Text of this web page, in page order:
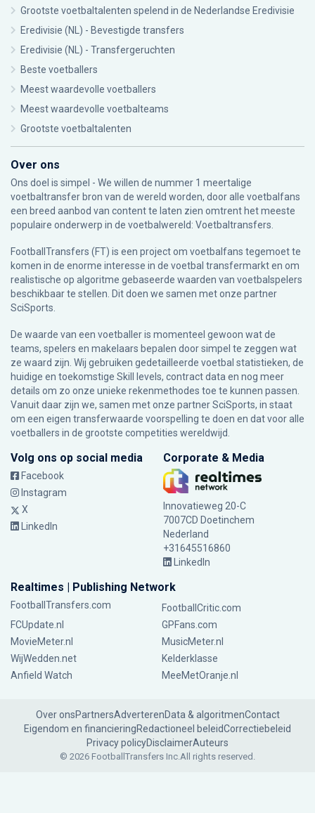
Grootste voetbaltalenten spelend in de Nederlandse Eredivisie
Eredivisie (NL) - Bevestigde transfers
Eredivisie (NL) - Transfergeruchten
Beste voetballers
Meest waardevolle voetballers
Meest waardevolle voetbalteams
Grootste voetbaltalenten
Over ons
Ons doel is simpel - We willen de nummer 1 meertalige
voetbaltransfer bron van de wereld worden, door alle voetbalfans
een breed aanbod van content te laten zien omtrent het meeste
populaire onderwerp in de voetbalwereld: Voetbaltransfers.
FootballTransfers (FT) is een project om voetbalfans tegemoet te
komen in de enorme interesse in de voetbal transfermarkt en om
realistische op algoritme gebaseerde waarden van voetbalspelers
beschikbaar te stellen. Dit doen we samen met onze partner
SciSports
De waarde van een voetballer is momenteel gewoon wat de
teams, spelers en makelaars bepalen door simpel te zeggen wat
ze waard zijn. Wij gebruiken gedetailleerde voetbal statistieken, de
huidige en toekomstige Skill levels, contract data en nog meer
details om zo onze unieke rekenmethodes toe te kunnen passen.
Vanuit daar zijn we, samen met onze partner SciSports, in staat
om een eigen transferwaarde voorspelling te doen en dat voor alle
voetballers in de grootste competities wereldwijd.
Volg ons op social media
Facebook
Instagram
X
LinkedIn
Corporate & Media
Innovatieweg 20-C
7007CD Doetinchem
Nederland
+31645516860
LinkedIn
Realtimes | Publishing Network
FootballTransfers.com
FootballCritic.com
FCUpdate.nl
GPFans.com
MovieMeter.nl
MusicMeter.nl
WijWedden.net
Kelderklasse
Anfield Watch
MeeMetOranje.nl
Over onsPartnersAdverterenData & algoritmenContact
Eigendom en financieringRedactioneel beleidCorrectiebeleid
Privacy policyDisclaimerAuteurs
© 2026 FootballTransfers Inc.All rights reserved.